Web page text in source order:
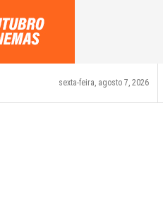
sexta-feira, agosto 7, 2026